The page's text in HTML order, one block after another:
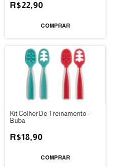
R$22,90
Kit Colher De Treinamento -
Buba
R$18,90
COMPRAR